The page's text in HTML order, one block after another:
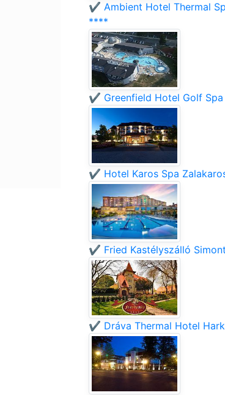
✔️ Ambient Hotel Thermal
****
✔️ Greenfield Hotel Golf
✔️ Hotel Karos Spa
✔️ Fried Kastélyszálló
✔️ Dráva Thermal Hotel